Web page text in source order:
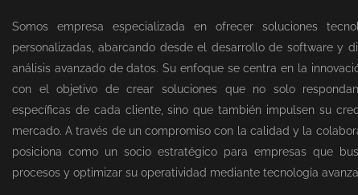
Somos empresa especializada en ofrecer soluciones
personalizadas, abarcando desde el desarrollo de software y
análisis avanzado de datos. Su enfoque se centra en la
con el objetivo de crear soluciones que no solo
específicas de cada cliente, sino que también impulsen su
mercado. A través de un compromiso con la calidad y la
posiciona como un socio estratégico para empresas que
procesos y optimizar su operatividad mediante tecnología